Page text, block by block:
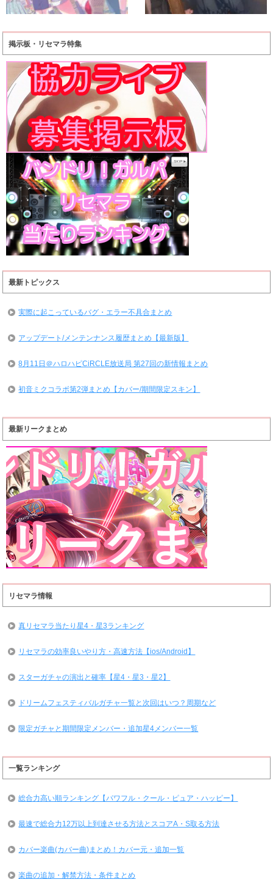
掲示板・リセマラ特集
最新トピックス
実際に起こっているバグ・エラー不具合まとめ
アップデート/メンテンナンス履歴まとめ【最新版】
8月11日＠ハロハピCiRCLE放送局 第27回の新情報まとめ
初音ミクコラボ第2弾まとめ【カバー/期間限定スキン】
最新リークまとめ
リセマラ情報
真リセマラ当たり星4・星3ランキング
リセマラの効率良いやり方・高速方法【ios/Android】
スターガチャの演出と確率【星4・星3・星2】
ドリームフェスティバルガチャ一覧と次回はいつ？周期など
限定ガチャと期間限定メンバー・追加星4メンバー一覧
一覧ランキング
総合力高い順ランキング【パワフル・クール・ピュア・ハッピー】
最速で総合力12万以上到達させる方法とスコアA・S取る方法
カバー楽曲(カバー曲)まとめ！カバー元・追加一覧
楽曲の追加・解禁方法・条件まとめ